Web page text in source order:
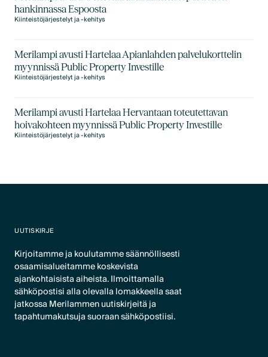
hankinnassa Espoosta
Kiinteistöjärjestelyt ja -kehitys
Merilampi avusti Hartelaa Apianlahden palvelukorttelin
myynnissä Public Property Investille
Kiinteistöjärjestelyt ja -kehitys
Merilampi avusti Hartelaa Hervantaan toteutettavan
hoivakohteen myynnissä Public Property Investille
Kiinteistöjärjestelyt ja -kehitys
UUTISKIRJE
Kirjoitamme ja koulutamme säännöllisesti
osaamisalueitamme koskevista
ajankohtaisista aiheista. Ilmoittamalla
sähköpostisi alla olevalla lomakkeella saat
jatkossa Merilammen uutiskirjeitä ja
tapahtumakutsuja suoraan sähköpostiisi.